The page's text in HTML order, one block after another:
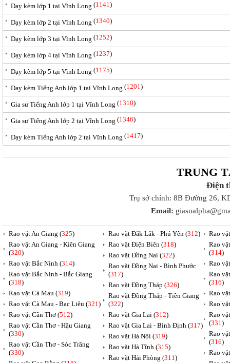
Dạy kèm lớp 1 tại Vĩnh Long (1141)
Dạy kèm lớp 2 tại Vĩnh Long (1340)
Dạy kèm lớp 3 tại Vĩnh Long (1252)
Dạy kèm lớp 4 tại Vĩnh Long (1237)
Dạy kèm lớp 5 tại Vĩnh Long (1175)
Dạy kèm Tiếng Anh lớp 1 tại Vĩnh Long (1201)
Gia sư Tiếng Anh lớp 1 tại Vĩnh Long (1310)
Gia sư Tiếng Anh lớp 2 tại Vĩnh Long (1346)
Dạy kèm Tiếng Anh lớp 2 tại Vĩnh Long (1417)
TRUNG
Điện
Trụ sở chính: 8B Đường 26,
Email:
Rao vặt An Giang (325)
Rao vặt An Giang - Kiên Giang
(320)
Rao vặt Bắc Ninh (314)
Rao vặt Bắc Ninh - Bắc Giang
(318)
Rao vặt Cà Mau (319)
Rao vặt Cà Mau - Bạc Liêu (321)
Rao vặt Cần Thơ (512)
Rao vặt Cần Thơ - Hậu Giang
(330)
Rao vặt Cần Thơ - Sóc Trăng
(330)
Rao vặt Đắk Lắk - Phú Yên (312)
Rao vặt Điện Biên (318)
Rao vặt Đồng Nai (322)
Rao vặt Đồng Nai - Bình Phước
(317)
Rao vặt Đồng Tháp (326)
Rao vặt Đồng Tháp - Tiền Giang
(322)
Rao vặt Gia Lai (312)
Rao vặt Gia Lai - Bình Định (317)
Rao vặt Hà Nội (319)
Rao vặt Hà Tĩnh (315)
Rao vặt Hải Phòng (311)
Rao
Rao
(314)
Rao
Rao
(316)
Rao
Rao
Rao
(331)
Rao
(316)
Rao